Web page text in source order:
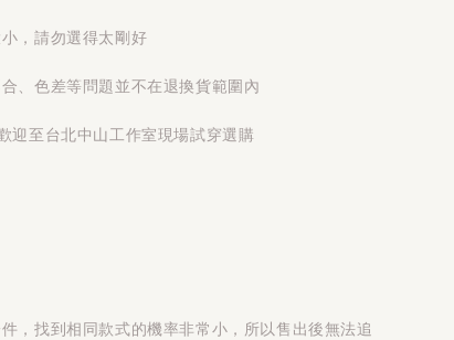
，請勿選得太剛好
、色差等問題並不在退換貨範圍內
迎至台北中山工作室現場試穿選購
，找到相同款式的機率非常小，所以售出後無法追